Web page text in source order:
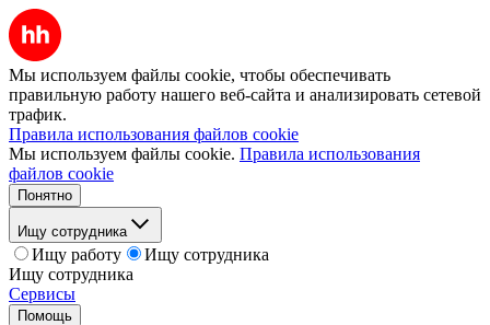
Мы используем файлы cookie, чтобы обеспечивать
правильную работу нашего веб-сайта и анализировать сетевой
трафик.
Правила использования файлов cookie
Мы используем файлы cookie. Правила использования
файлов cookie
Понятно
Ищу сотрудника
Ищу работу
Ищу сотрудника
Ищу сотрудника
Сервисы
Помощь